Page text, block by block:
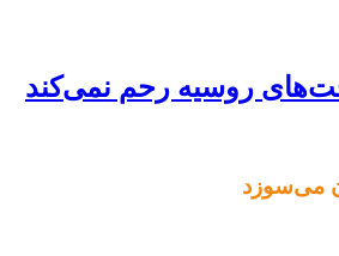
روسیه رحم نمی‌کند
می‌سوزد